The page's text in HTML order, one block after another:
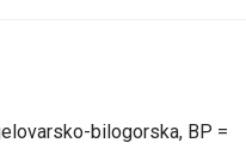
bilogorska, BP =